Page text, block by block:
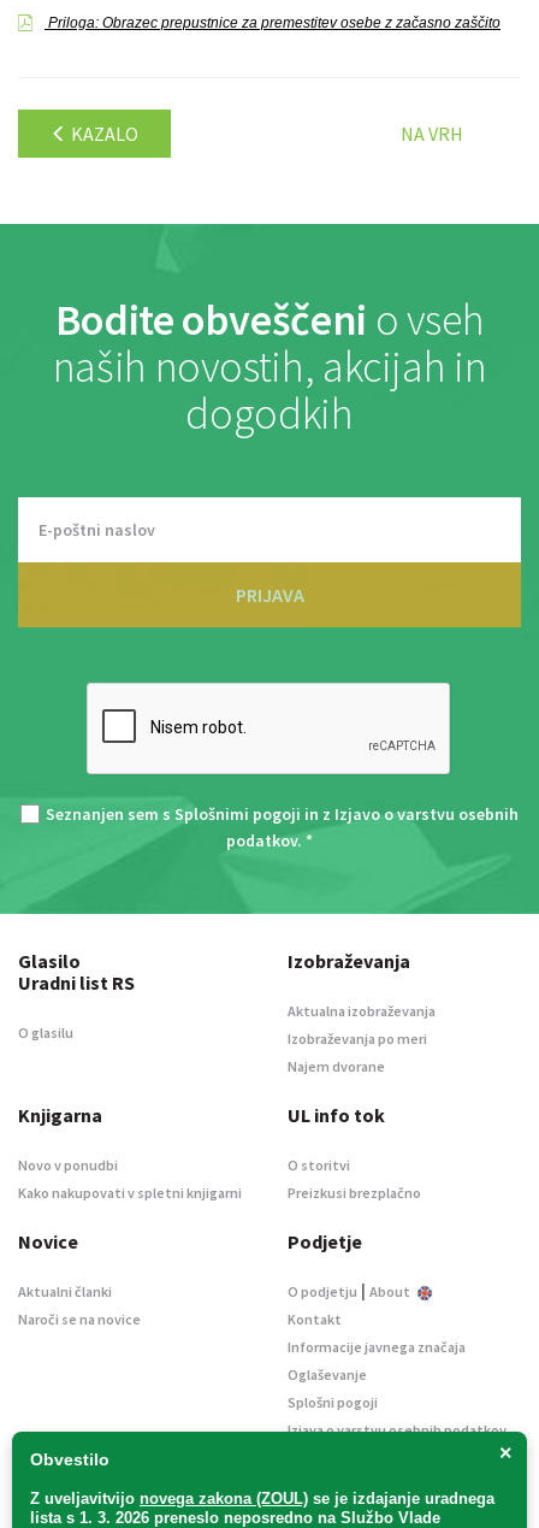
Priloga: Obrazec prepustnice za premestitev osebe z začasno zaščito
KAZALO NA VRH
Bodite obveščeni o vseh
naših novostih, akcijah in
dogodkih
PRIJAVA
Seznanjen sem s Splošnimi pogoji in z Izjavo o varstvu osebnih
podatkov. *
×
Obvestilo
Z uveljavitvijo novega zakona (ZOUL) se je izdajanje uradnega
lista s 1. 3. 2026 preneslo neposredno na Službo Vlade
Glasilo
Uradni list RS
O glasilu
Izobraževanja
Aktualna izobraževanja
Izobraževanja po meri
Najem dvorane
Knjigarna
Novo v ponudbi
Kako nakupovati v spletni knjigarni
UL info tok
O storitvi
Preizkusi brezplačno
Novice
Aktualni članki
Naroči se na novice
Podjetje
O podjetju | About
Kontakt
Informacije javnega značaja
Oglaševanje
Splošni pogoji
Izjava o varstvu osebnih podatkov